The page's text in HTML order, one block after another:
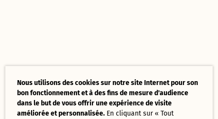
Nous utilisons des cookies sur notre site Internet pour son
bon fonctionnement et à des fins de mesure d'audience
dans le but de vous offrir une expérience de visite
améliorée et personnalisée. En cliquant sur « Tout